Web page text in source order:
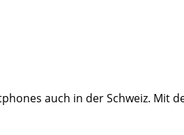
auch in der Schweiz. Mit